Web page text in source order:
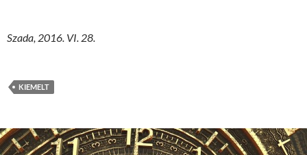
Szada, 2016. VI. 28.
KIEMELT